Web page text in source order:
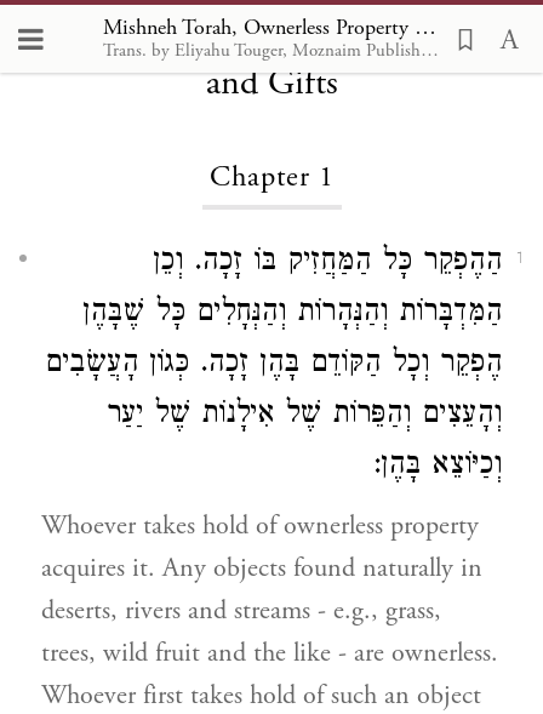
Mishneh Torah, Ownerless Property and Gifts 1
Trans. by Eliyahu Touger, Moznaim Publishing
Mishneh Torah, Ownerless Property
and Gifts
Chapter 1
1
הַהֶפְקֵר כָּל הַמַּחֲזִיק בּוֹ זָכָה. וְכֵן
הַמִּדְבָּרוֹת וְהַנְּהָרוֹת וְהַנְּחָלִים כָּל שֶׁבָּהֶן
הֶפְקֵר וְכָל הַקּוֹדֵם בָּהֶן זָכָה. כְּגוֹן הָעֲשָׂבִים
וְהָעֵצִים וְהַפֵּרוֹת שֶׁל אִילָנוֹת שֶׁל יַעַר
וְכַיּוֹצֵא בָּהֶן:
Whoever takes hold of ownerless property
acquires it. Any objects found naturally in
deserts, rivers and streams - e.g., grass,
trees, wild fruit and the like - are ownerless.
Whoever first takes hold of such an object